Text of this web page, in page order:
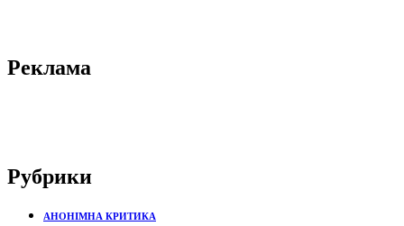
Реклама
Рубрики
АНОНІМНА КРИТИКА